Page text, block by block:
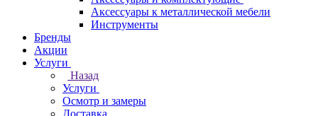
Аксессуары к металлической мебели
Инструменты
Бренды
Акции
Услуги
Назад
Услуги
Осмотр и замеры
Доставка